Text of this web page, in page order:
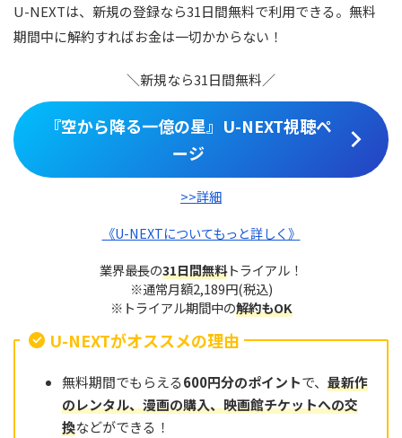
U-NEXTは、新規の登録なら31日間無料で利用できる。無料
期間中に解約すればお金は一切かからない！
＼新規なら31日間無料／
『空から降る一億の星』U-NEXT視聴ペ
ージ
>>詳細
《U-NEXTについてもっと詳しく》
業界最長の31日間無料トライアル！
※通常月額2,189円(税込)
※トライアル期間中の解約もOK
U-NEXTがオススメの理由
無料期間でもらえる600円分のポイントで、 最新作
のレンタル、漫画の購入、映画館チケットへの交
換などができる！